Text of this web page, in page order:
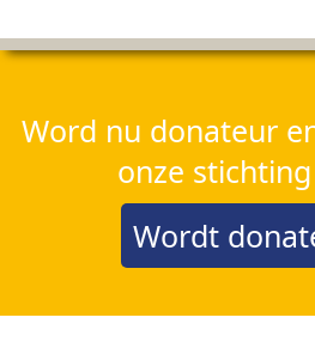
Word nu donateur
onze stichting
Wordt